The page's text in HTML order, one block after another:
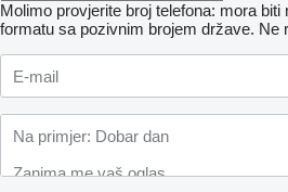
Molimo provjerite broj telefona: mora
formatu sa pozivnim brojem države. Ne